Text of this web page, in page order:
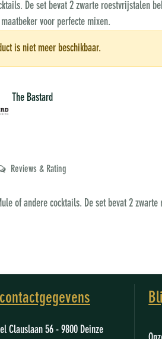
De set bevat 2 zwarte roestvrijstalen
voor perfecte mixen.
is niet meer beschikbaar.
The Bastard
Reviews & Rating
of andere cocktails. De set bevat 2
Clauslaan 56 - 9800 Deinze